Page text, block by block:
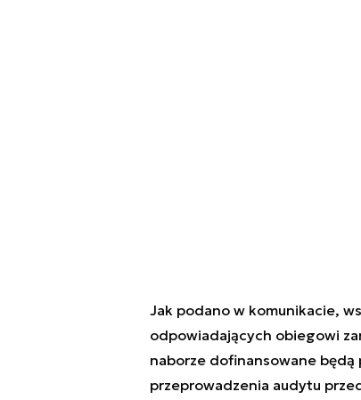
Jak podano w komunikacie,
odpowiadających obiegowi
naborze dofinansowane
przeprowadzenia audytu